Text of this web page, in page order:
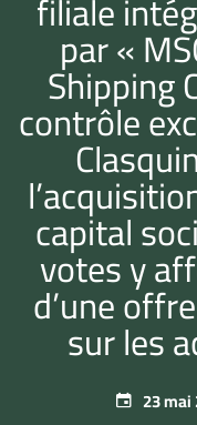
par «
Shipping
contrôle
capital
votes y
d’une
sur les
23 mai